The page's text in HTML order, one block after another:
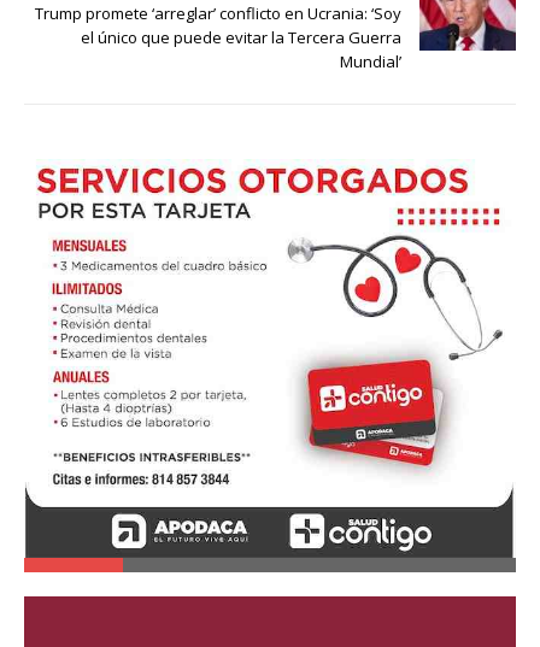
Trump promete ‘arreglar’ conflicto en Ucrania: ‘Soy
el único que puede evitar la Tercera Guerra
Mundial’